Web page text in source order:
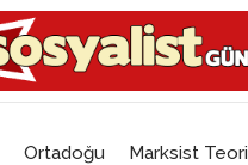
Ortadoğu Marksist Teori